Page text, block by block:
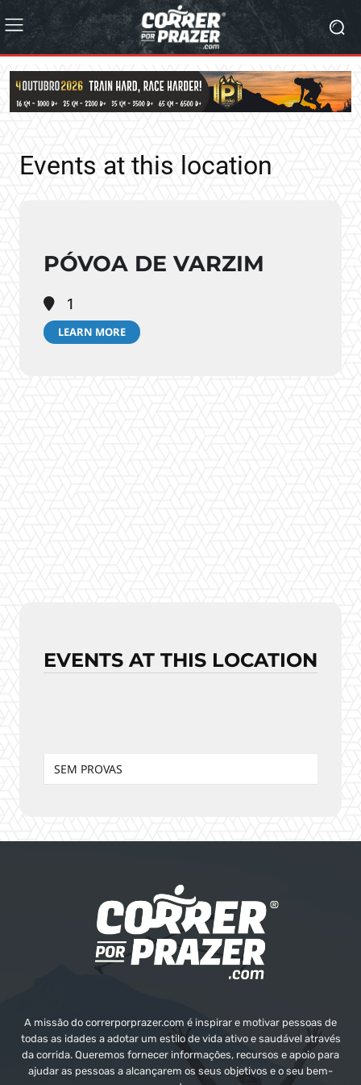
Events at this location
PÓVOA DE VARZIM
1
LEARN MORE
EVENTS AT THIS LOCATION
SEM PROVAS
A missão do correrporprazer.com é inspirar e motivar pessoas de
todas as idades a adotar um estilo de vida ativo e saudável através
da corrida. Queremos fornecer informações, recursos e apoio para
ajudar as pessoas a alcançarem os seus objetivos e o seu bem-